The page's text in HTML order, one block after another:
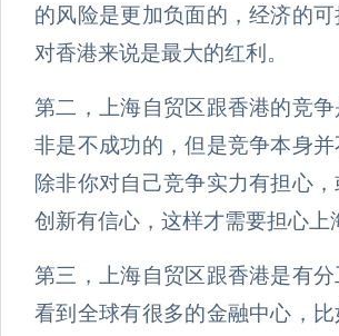
的风险是更加负面的，经济的
对香港来说是最大的红利。
第二，上海自贸区跟香港的竞
非是不成功的，但是竞争本身并
除非你对自己竞争实力有担心
创新有信心，这样才需要担心上
第三，上海自贸区跟香港是有
看到全球有很多的金融中心，